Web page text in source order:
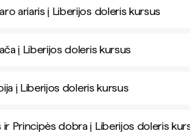
ariaris į Liberijos doleris kursus
į Liberijos doleris kursus
į Liberijos doleris kursus
ir Principės dobra į Liberijos doleris